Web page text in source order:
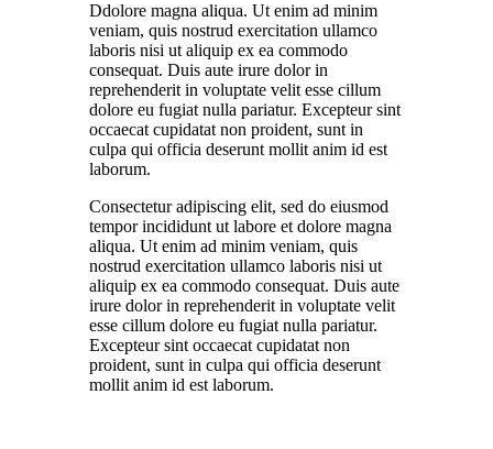
Ddolore magna aliqua. Ut enim ad minim
veniam, quis nostrud exercitation ullamco
laboris nisi ut aliquip ex ea commodo
consequat. Duis aute irure dolor in
reprehenderit in voluptate velit esse cillum
dolore eu fugiat nulla pariatur. Excepteur sint
occaecat cupidatat non proident, sunt in
culpa qui officia deserunt mollit anim id est
laborum.
Consectetur adipiscing elit, sed do eiusmod
tempor incididunt ut labore et dolore magna
aliqua. Ut enim ad minim veniam, quis
nostrud exercitation ullamco laboris nisi ut
aliquip ex ea commodo consequat. Duis aute
irure dolor in reprehenderit in voluptate velit
esse cillum dolore eu fugiat nulla pariatur.
Excepteur sint occaecat cupidatat non
proident, sunt in culpa qui officia deserunt
mollit anim id est laborum.